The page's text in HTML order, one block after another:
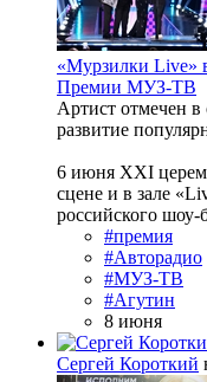
«Мурзилки Live»
Премии МУЗ-ТВ
Артист отмечен
развитие
6 июня XXI
сцене и в зале
российского шоу-
#премия
#Авторадио
#МУЗ-ТВ
#Агутин
8 июня
Сергей Короткий